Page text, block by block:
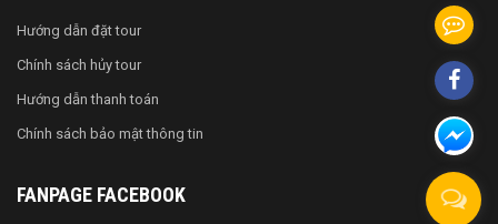
Hướng dẫn đặt tour
Chính sách hủy tour
Hướng dẫn thanh toán
Chính sách bảo mật thông tin
FANPAGE FACEBOOK